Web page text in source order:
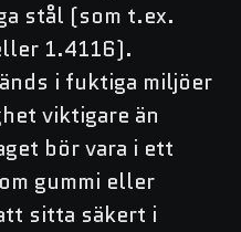
stål (som t.ex.
1.4116).
i fuktiga miljöer
viktigare än
bör vara i ett
gummi eller
sitta säkert i